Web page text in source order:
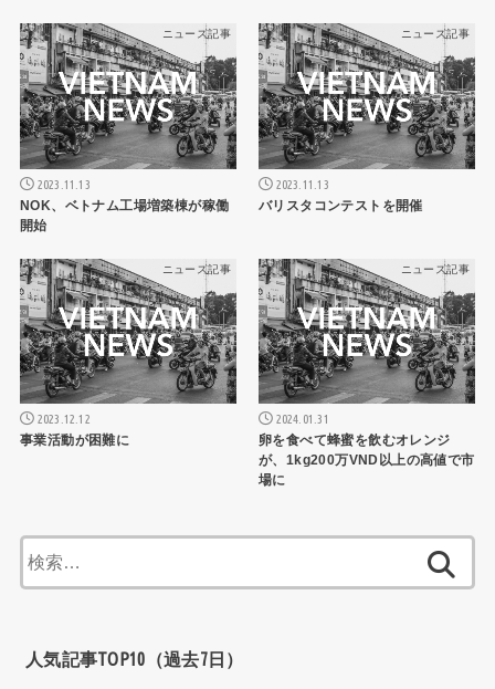
ニュース記事
2023.11.13
NOK、ベトナム工場増築棟が稼働
開始
ニュース記事
2023.11.13
バリスタコンテストを開催
ニュース記事
2023.12.12
事業活動が困難に
ニュース記事
2024.01.31
卵を食べて蜂蜜を飲むオレンジ
が、1kg200万VND以上の高値で市
場に
索:
人気記事TOP10（過去7日）